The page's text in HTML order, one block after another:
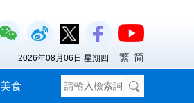
美食
2026年08月06日 星期四 繁 简